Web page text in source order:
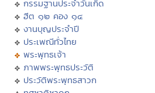
กรรมฐานประจำวันเกิด
ฮีต ๑๒ คอง ๑๔
งานบุญประจำปี
ประเพณีทั่วไทย
พระพุทธเจ้า
ภาพพระพุทธประวัติ
ประวัติพระพุทธสาวก